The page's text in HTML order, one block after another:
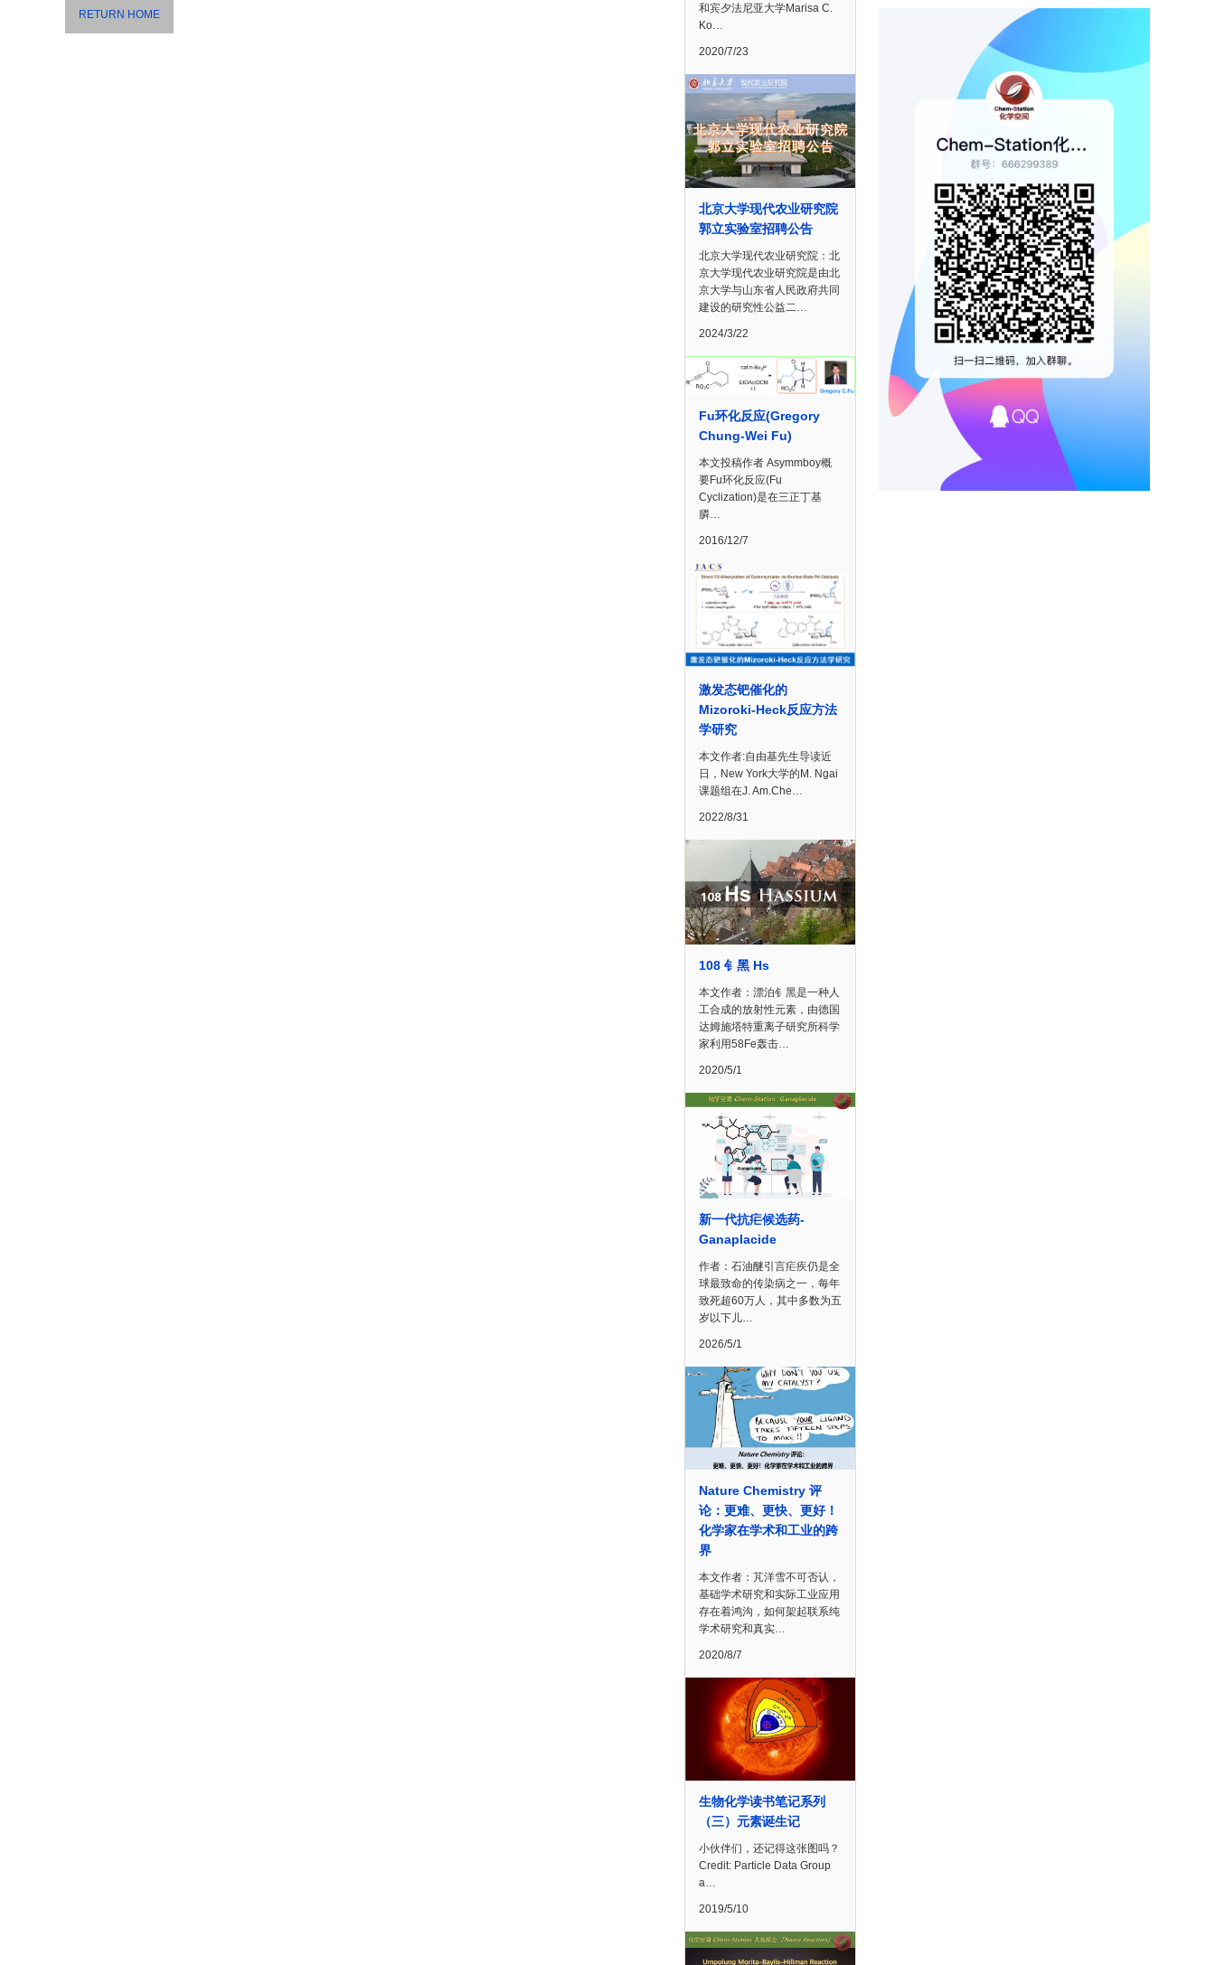
RETURN HOME
和宾夕法尼亚大学Marisa C.
Ko…
2020/7/23
北京大学现代农业研究院
郭立实验室招聘公告
北京大学现代农业研究院：北
京大学现代农业研究院是由北
京大学与山东省人民政府共同
建设的研究性公益二…
2024/3/22
Fu环化反应(Gregory
Chung-Wei Fu)
本文投稿作者 Asymmboy概
要Fu环化反应(Fu
Cyclization)是在三正丁基
膦…
2016/12/7
激发态钯催化的
Mizoroki-Heck反应方法
学研究
本文作者:自由基先生导读近
日，New York大学的M. Ngai
课题组在J. Am.Che…
2022/8/31
108 钅黑 Hs
本文作者：漂泊钅黑是一种人
工合成的放射性元素，由德国
达姆施塔特重离子研究所科学
家利用58Fe轰击…
2020/5/1
新一代抗疟候选药-
Ganaplacide
作者：石油醚引言疟疾仍是全
球最致命的传染病之一，每年
致死超60万人，其中多数为五
岁以下儿…
2026/5/1
Nature Chemistry 评
论：更难、更快、更好！
化学家在学术和工业的跨
界
本文作者：芃洋雪不可否认，
基础学术研究和实际工业应用
存在着鸿沟，如何架起联系纯
学术研究和真实…
2020/8/7
生物化学读书笔记系列
（三）元素诞生记
小伙伴们，还记得这张图吗？
Credit: Particle Data Group
a…
2019/5/10